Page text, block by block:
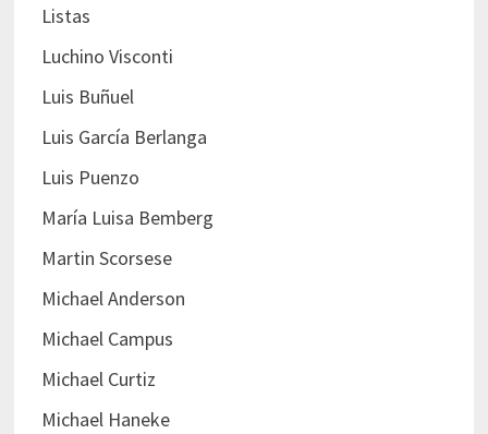
Listas
Luchino Visconti
Luis Buñuel
Luis García Berlanga
Luis Puenzo
María Luisa Bemberg
Martin Scorsese
Michael Anderson
Michael Campus
Michael Curtiz
Michael Haneke